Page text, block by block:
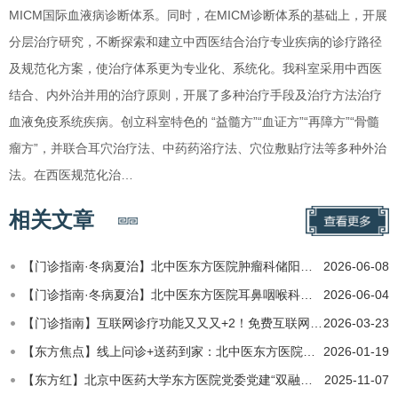
MICM国际血液病诊断体系。同时，在MICM诊断体系的基础上，开展
分层治疗研究，不断探索和建立中西医结合治疗专业疾病的诊疗路径
及规范化方案，使治疗体系更为专业化、系统化。我科室采用中西医
结合、内外治并用的治疗原则，开展了多种治疗手段及治疗方法治疗
血液免疫系统疾病。创立科室特色的 “益髓方”“血证方”“再障方”“骨髓
瘤方”，并联合耳穴治疗法、中药药浴疗法、穴位敷贴疗法等多种外治
法。在西医规范化治…
相关文章
2026-06-08
【门诊指南·冬病夏治】北中医东方医院肿瘤科储阳祛寒湿疗法，护航肿瘤患者康复
2026-06-04
【门诊指南·冬病夏治】北中医东方医院耳鼻咽喉科三伏顺势养肺卫，外治固护呼吸道
2026-03-23
【门诊指南】互联网诊疗功能又又又+2！免费互联网医院咨询中心！线上开具检验单！
2026-01-19
【东方焦点】线上问诊+送药到家：北中医东方医院互联网医院解锁就医新体验
2025-11-07
【东方红】北京中医药大学东方医院党委党建“双融双促”行动 共绘发展新蓝图——第九期医疗管理提升专项推进会